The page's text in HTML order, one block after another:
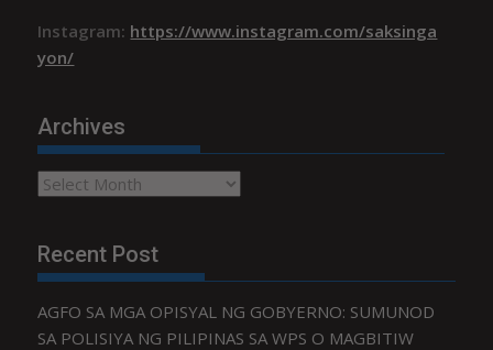
Instagram: https://www.instagram.com/saksinga
yon/
Archives
Archives
Recent Post
AGFO SA MGA OPISYAL NG GOBYERNO: SUMUNOD
SA POLISIYA NG PILIPINAS SA WPS O MAGBITIW